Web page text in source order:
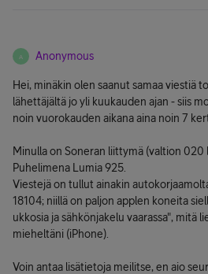
A Anonymous
Hei, minäkin olen saanut samaa viestiä
lähettäjältä jo yli kuukauden ajan - siis
noin vuorokauden aikana aina noin 7
Minulla on Soneran liittymä (valtion 020
Puhelimena Lumia 925.
Viestejä on tullut ainakin
18104; niillä on paljon applen koneita
ukkosia ja sähkönjakelu vaarassa", mitä
mieheltäni (iPhone).
Voin antaa lisätietoja meilitse, en aio